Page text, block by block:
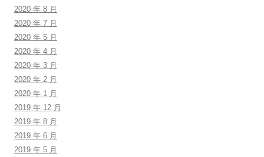
2020 年 8 月
2020 年 7 月
2020 年 5 月
2020 年 4 月
2020 年 3 月
2020 年 2 月
2020 年 1 月
2019 年 12 月
2019 年 8 月
2019 年 6 月
2019 年 5 月